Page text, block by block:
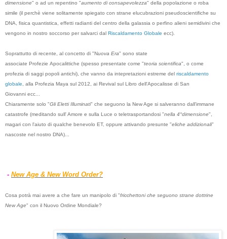
dimensione" o ad un repentino "aumento diconsapevolezza" della popolazione o roba
simile (il perchè viene solitamente spiegato con strane elucubrazioni pseudoscientifiche su
DNA, fisica quantistica, effetti radianti del centro della galassia o perfino alieni semidivini che
vengono in nostro soccorso per salvarci dal Riscaldamento Globale ecc).
Soprattutto di recente, al concetto di "Nuova Era" sono state
associate Profezie Apocalittiche (spesso presentate come "teoria scientifica", o come
profezia di saggi popoli antichi), che vanno da intepretazioni estreme del riscaldamento
globale, alla Profezia Maya sul 2012, ai Revival sul Libro dell'Apocalisse di San
Giovanni ecc...
Chiaramente solo "Gli Eletti Illuminati" che seguono la New Age si salveranno dall'immane
catastrofe (meditando sull' Amore e sulla Luce o teletrasportandosi "nella 4°dimensione",
magari con l'aiuto di qualche benevolo ET, oppure attivando presunte "eliche addizionali"
nascoste nel nostro DNA)...
- New Age & New Word Order?
Cosa potrà mai avere a che fare un manipolo di "fricchettoni che seguono strane dottrine
New Age" con il Nuovo Ordine Mondiale?